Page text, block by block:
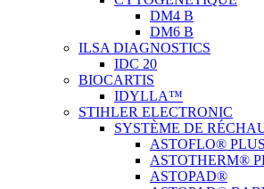
DM4 B
DM6 B
ILSA DIAGNOSTICS
IDC 20
BIOCARTIS
IDYLLA™
STIHLER ELECTRONIC
SYSTÈME DE
ASTOFLO®
ASTOTHERM®
ASTOPAD®